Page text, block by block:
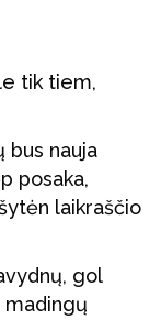
tik tiem,
bus nauja
posaka,
laikraščio
gol
madingų